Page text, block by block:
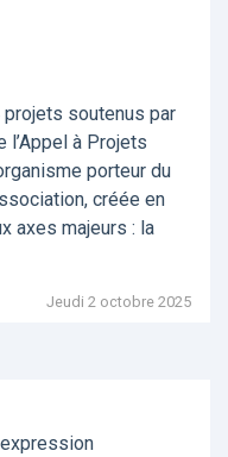
soutenus par
l’Appel à Projets
porteur du
créée en
axes majeurs : la
Jeudi 2 octobre 2025